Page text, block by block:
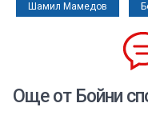
Шамил Мамедов
Още от Бойни